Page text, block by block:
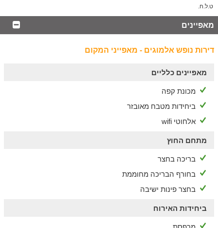
ט.ל.ח.
מאפיינים
דירות נופש אלמוגים - מאפייני המקום
מאפיינים כלליים
מכונת קפה
ביחידות מטבח מאובזר
אלחוטי wifi
מתחם החוץ
בריכה בחצר
בחורף הבריכה מחוממת
בחצר פינות ישיבה
ביחידות האירוח